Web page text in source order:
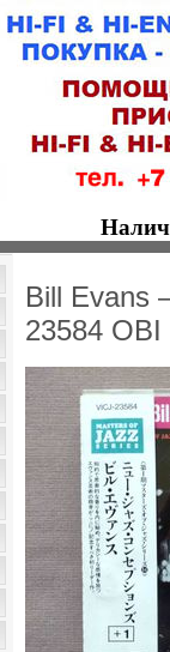
Bill Evans
23584 OBI